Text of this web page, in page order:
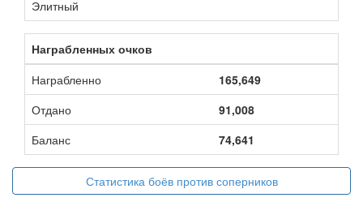
Элитный
Награбленных очков
Награбленно
165,649
Отдано
91,008
Баланс
74,641
Статистика боёв против соперников